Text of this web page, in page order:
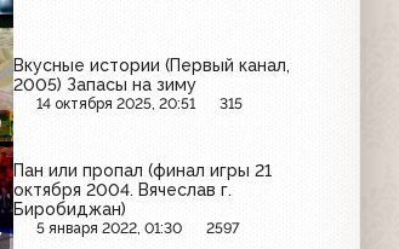
Вкусные истории (Первый канал,
2005) Запасы на зиму
14 октября 2025, 20:51 315
Пан или пропал (финал игры 21
октября 2004. Вячеслав г.
Биробиджан)
5 января 2022, 01:30 2597